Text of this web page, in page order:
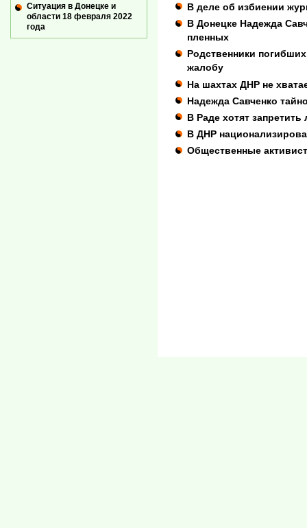
В деле об избиении
В Донецке Надежда
пленных
Родственники
жалобу
На шахтах ДНР не
Надежда Савченко
В Раде хотят
В ДНР
Общественные
Ситуация в Донецке и
области 18 февраля 2022
года